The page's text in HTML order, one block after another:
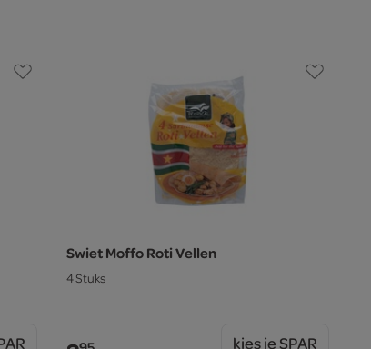
Swiet Moffo Roti Vellen
4 Stuks
kies je SPAR